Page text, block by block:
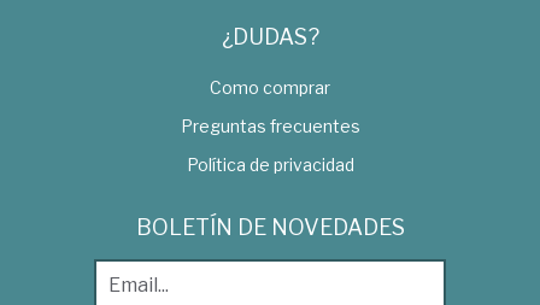
¿DUDAS?
Como comprar
Preguntas frecuentes
Política de privacidad
BOLETÍN DE NOVEDADES